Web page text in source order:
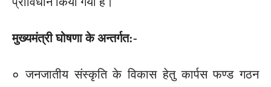
मुख्यमंत्री घोषणा के अन्तर्गत:-
० जनजातीय संस्कृति के विकास हेतु कार्पस फण्ड गठन